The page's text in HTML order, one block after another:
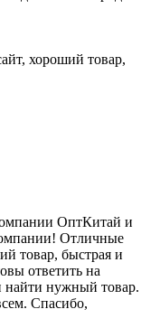
хороший товар,
ОптКитай и
Отличные
товар, быстрая и
ответить на
найти нужный товар.
Спасибо,